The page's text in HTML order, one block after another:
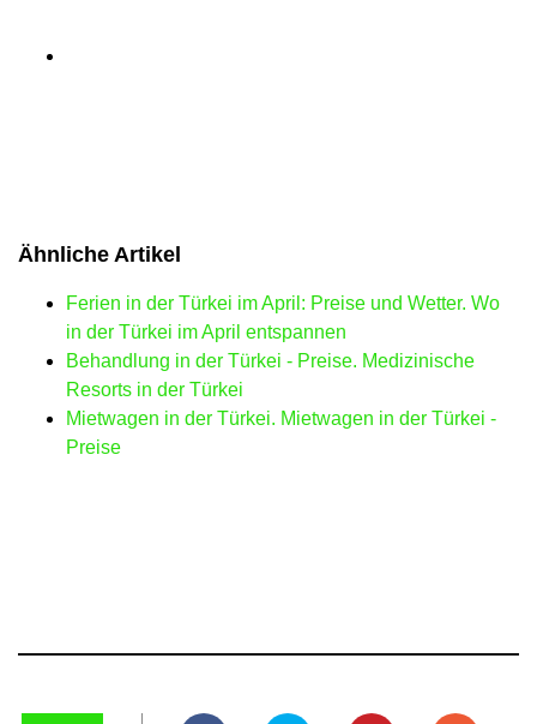
Ähnliche Artikel
Ferien in der Türkei im April: Preise und Wetter. Wo
in der Türkei im April entspannen
Behandlung in der Türkei - Preise. Medizinische
Resorts in der Türkei
Mietwagen in der Türkei. Mietwagen in der Türkei -
Preise